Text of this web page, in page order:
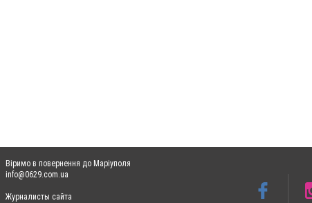
Віримо в повернення до Маріуполя
info@0629.com.ua
Журналисты сайта